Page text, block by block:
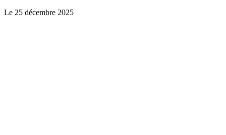
Le 25 décembre 2025